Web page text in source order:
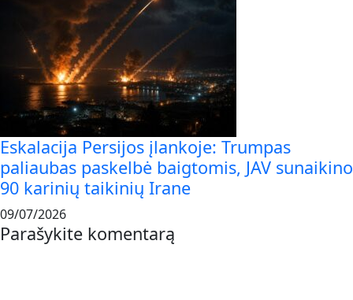
Eskalacija Persijos įlankoje: Trumpas
paliaubas paskelbė baigtomis, JAV sunaikino
90 karinių taikinių Irane
09/07/2026
Parašykite komentarą